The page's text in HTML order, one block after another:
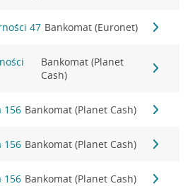
47 Bankomat (Euronet)
Bankomat (Planet
Cash)
156 Bankomat (Planet Cash)
156 Bankomat (Planet Cash)
156 Bankomat (Planet Cash)